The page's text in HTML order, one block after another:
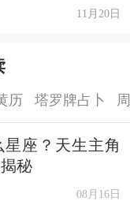
11月20日
历 塔罗牌占卜
座？天生主角
秘
08月16日